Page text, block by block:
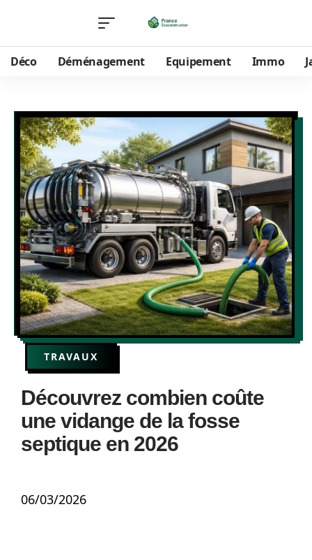
Déco Déménagement Equipement Immo
TRAVAUX
Découvrez combien coûte
une vidange de la fosse
septique en 2026
06/03/2026